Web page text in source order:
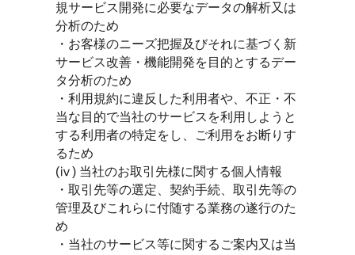
規サービス開発に必要なデータの解析又は
分析のため
・お客様のニーズ把握及びそれに基づく新
サービス改善・機能開発を目的とするデー
タ分析のため
・利用規約に違反した利用者や、不正・不
当な目的で当社のサービスを利用しようと
する利用者の特定をし、ご利用をお断りす
るため
(ⅳ) 当社のお取引先様に関する個人情報
・取引先等の選定、契約手続、取引先等の
管理及びこれらに付随する業務の遂行のた
め
・当社のサービス等に関するご案内又は当